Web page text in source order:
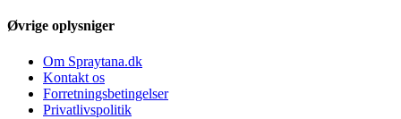
Øvrige oplysniger
Om Spraytana.dk
Kontakt os
Forretningsbetingelser
Privatlivspolitik